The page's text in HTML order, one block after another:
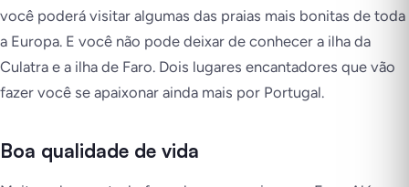
você poderá visitar algumas das praias mais bonitas de toda
a Europa. E você não pode deixar de conhecer a ilha da
Culatra e a ilha de Faro. Dois lugares encantadores que vão
fazer você se apaixonar ainda mais por Portugal.
Boa qualidade de vida